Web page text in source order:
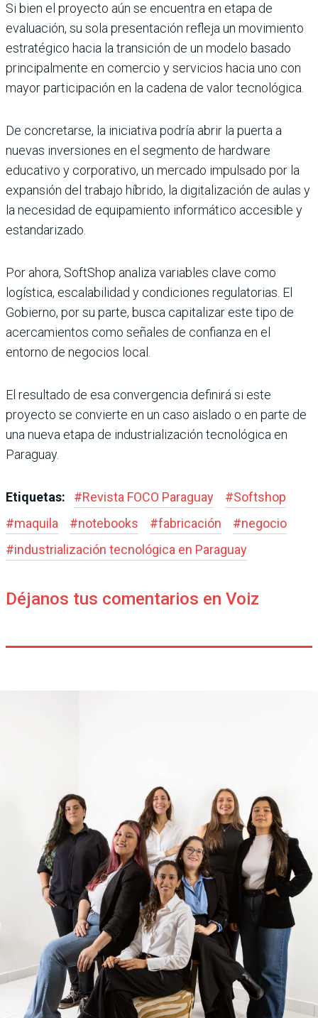
Si bien el proyecto aún se encuentra en etapa de
evaluación, su sola presentación refleja un movimiento
estratégico hacia la transición de un modelo basado
principalmente en comercio y servicios hacia uno con
mayor participación en la cadena de valor tecnológica.
De concretarse, la iniciativa podría abrir la puerta a
nuevas inversiones en el segmento de hardware
educativo y corporativo, un mercado impulsado por la
expansión del trabajo híbrido, la digitalización de aulas y
la necesidad de equipamiento informático accesible y
estandarizado.
Por ahora, SoftShop analiza variables clave como
logística, escalabilidad y condiciones regulatorias. El
Gobierno, por su parte, busca capitalizar este tipo de
acercamientos como señales de confianza en el
entorno de negocios local.
El resultado de esa convergencia definirá si este
proyecto se convierte en un caso aislado o en parte de
una nueva etapa de industrialización tecnológica en
Paraguay.
Etiquetas: #Revista FOCO Paraguay #Softshop
#maquila #notebooks #fabricación #negocio
#industrialización tecnológica en Paraguay
Déjanos tus comentarios en Voiz